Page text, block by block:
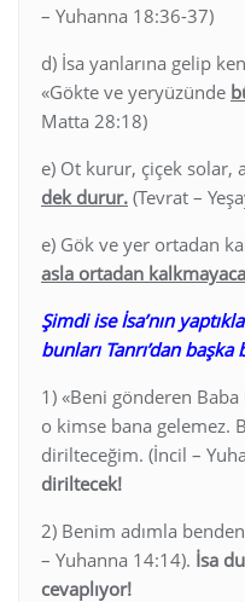
– Yuhanna 18:36-37)
d) İsa yanlarına gelip
«Gökte ve yeryüzünde
Matta 28:18)
e) Ot kurur, çiçek solar,
dek durur. (Tevrat –
e) Gök ve yer ortadan
asla ortadan
Şimdi ise İsa’nın
bunları Tanrı’dan
1) «Beni gönderen
o kimse bana gelemez.
dirilteceğim. (İncil –
diriltecek!
2) Benim adımla
– Yuhanna 14:14). İsa
cevaplıyor!